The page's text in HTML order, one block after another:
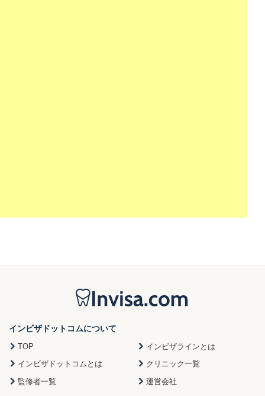
インビザドットコムについて
TOP
インビザラインとは
インビザドットコムとは
クリニック一覧
監修者一覧
運営会社